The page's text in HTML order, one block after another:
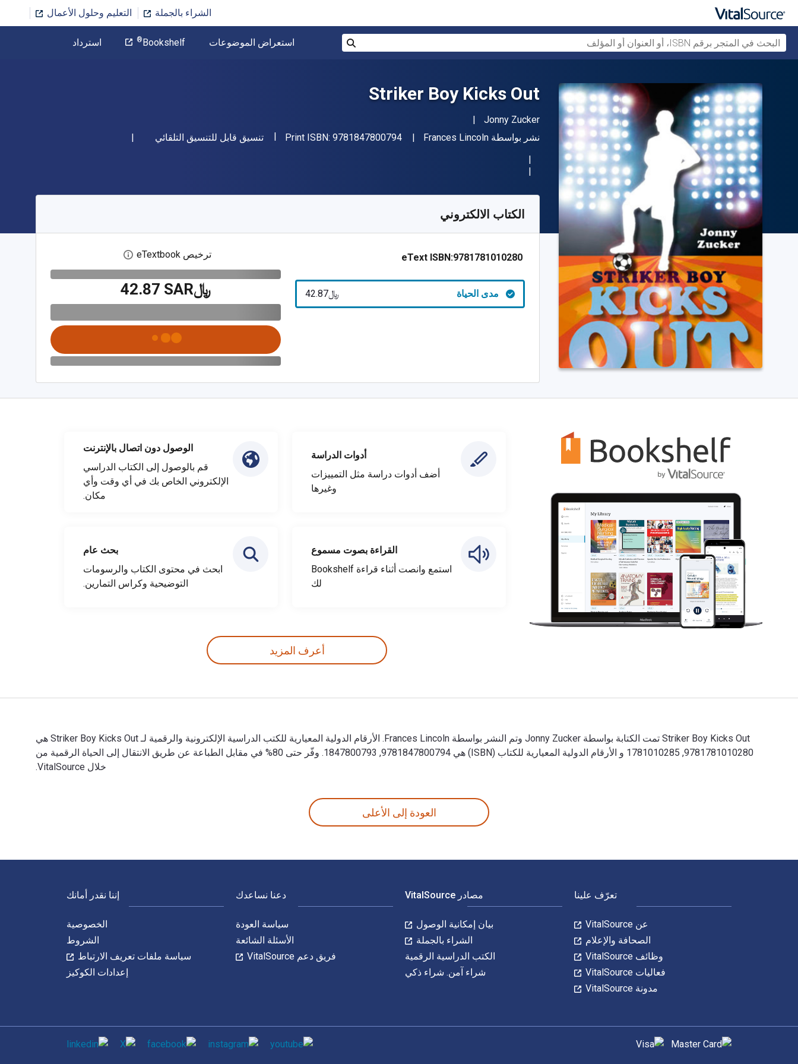
الشراء بالجملة التعليم وحلول الأعمال
البحث في المتجر برقم ISBN، أو العنوان أو المؤلفاستعراض الموضوعات Bookshelf
® استرداد
Striker Boy Kicks Out
المؤلف (المؤلفون)
Jonny Zucker
الناشر
نشر بواسطة Frances Lincoln
Print ISBN: 9781847800794 شكل
تنسيق قابل للتنسيق التلقائي
9781781010280
الكتاب الالكتروني
eText ISBN:9781781010280
مدى الحياة ﷼‎42.87
ترخيص eTextbook افتح مربع حوار الترخيص
﷼‎42.87 SAR
أدوات الدراسة
أضف أدوات دراسة مثل التمييزات
وغيرها
القراءة بصوت مسموع
استمع وانصت أثناء قراءة Bookshelf
لك
الوصول دون اتصال بالإنترنت
قم بالوصول إلى الكتاب الدراسي
الإلكتروني الخاص بك في أي وقت وأي
مكان.
بحث عام
ابحث في محتوى الكتاب والرسومات
التوضيحية وكراس التمارين.
أعرف المزيد
Striker Boy Kicks Out تمت الكتابة بواسطة Jonny Zucker وتم النشر بواسطة Frances Lincoln. الأرقام الدولية المعيارية للكتب الدراسية الإلكترونية والرقمية لـ Striker Boy Kicks Out هي
9781781010280, 1781010285 و الأرقام الدولية المعيارية للكتاب (ISBN) هي 9781847800794, 1847800793. وفّر حتى 80% في مقابل الطباعة عن طريق الانتقال إلى الحياة الرقمية من
خلال VitalSource.
العودة إلى الأعلى
تعرّف علينا
عن VitalSource
الصحافة والإعلام
وظائف VitalSource
فعاليات VitalSource
مدونة VitalSource
مصادر VitalSource
بيان إمكانية الوصول
الشراء بالجملة
الكتب الدراسية الرقمية
شراء آمن. شراء ذكي
دعنا نساعدك
سياسة العودة
الأسئلة الشائعة
فريق دعم VitalSource
إننا نقدر أمانك
الخصوصية
الشروط
سياسة ملفات تعريف الارتباط
إعدادات الكوكيز
وسائل التواصل الاجتماعي طرق الدفع المدعومة